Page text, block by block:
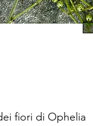
fiori di Ophelia